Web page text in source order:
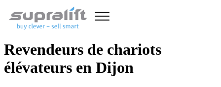
Revendeurs de chariots
élévateurs en Dijon